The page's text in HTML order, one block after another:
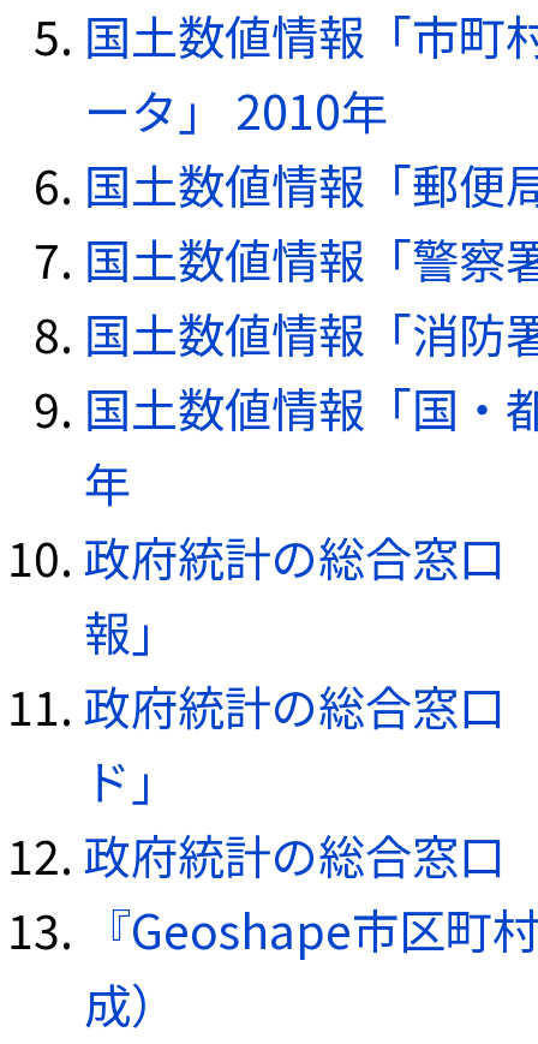
国土数値情報「市町
ータ」 2010年
国土数値情報「郵便
国土数値情報「警察
国土数値情報「消防
国土数値情報「国・
年
政府統計の総合窓口
報」
政府統計の総合窓口
ド」
政府統計の総合窓口
『Geoshape市区町
成）